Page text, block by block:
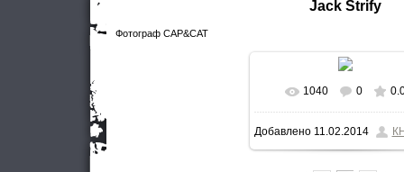
Jack Strify
Фотограф CAP&CAT
В реальном
800x574/ 95.7Kb
1040 0
Добавлено11.02.2014